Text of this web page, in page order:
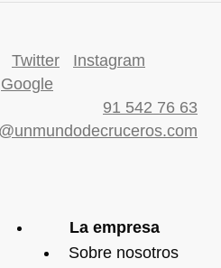
Twitter
Instagram
Google
91 542 76 63
La empresa
Sobre nosotros